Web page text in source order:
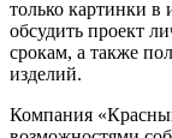
только картинки в
обсудить проект
срокам, а также
изделий.
Компания